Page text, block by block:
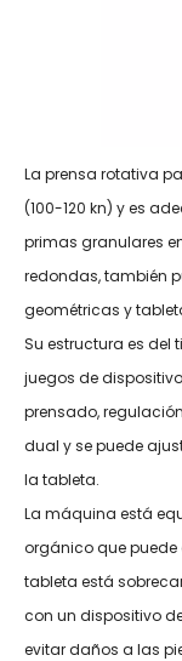
La prensa rotativa
(100-120 kn) y es
primas granulares
redondas, también
geométricas y
Su estructura es del
juegos de
prensado,
dual y se puede
la tableta.
La máquina está
orgánico que
tableta está
con un dispositivo
evitar daños a las